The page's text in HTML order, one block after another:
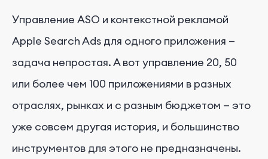
Управление ASO и контекстной рекламой
Apple Search Ads для одного приложения —
задача непростая. А вот управление 20, 50
или более чем 100 приложениями в разных
отраслях, рынках и с разным бюджетом — это
уже совсем другая история, и большинство
инструментов для этого не предназначены.